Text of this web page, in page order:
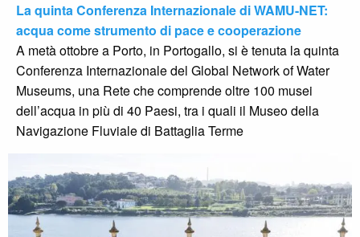
La quinta Conferenza Internazionale di WAMU-NET:
acqua come strumento di pace e cooperazione
A metà ottobre a Porto, in Portogallo, si è tenuta la quinta
Conferenza Internazionale del Global Network of Water
Museums, una Rete che comprende oltre 100 musei
dell’acqua in più di 40 Paesi, tra i quali il Museo della
Navigazione Fluviale di Battaglia Terme